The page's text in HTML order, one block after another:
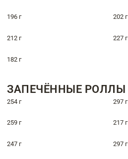
196 г 202 г
212 г 227 г
182 г
ЗАПЕЧЁННЫЕ РОЛЛЫ
254 г 297 г
259 г 217 г
247 г 297 г